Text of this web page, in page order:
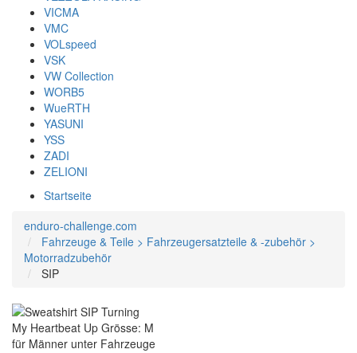
VICMA
VMC
VOLspeed
VSK
VW Collection
WORB5
WueRTH
YASUNI
YSS
ZADI
ZELIONI
Startseite
enduro-challenge.com
Fahrzeuge & Teile > Fahrzeugersatzteile & -zubehör >
Motorradzubehör
SIP